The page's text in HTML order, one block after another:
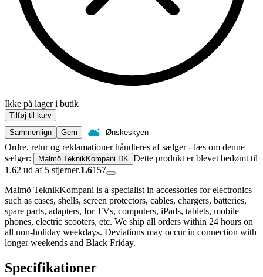
Ikke på lager i butik
Tilføj til kurv
Sammenlign
Gem Ønskeskyen
Ordre, retur og reklamationer håndteres af sælger - læs om denne
sælger:
Malmö TeknikKompani DK Dette produkt er blevet bedømt til
1.62 ud af 5 stjerner.1.6157
Malmö TeknikKompani is a specialist in accessories for electronics
such as cases, shells, screen protectors, cables, chargers, batteries,
spare parts, adapters, for TVs, computers, iPads, tablets, mobile
phones, electric scooters, etc. We ship all orders within 24 hours on
all non-holiday weekdays. Deviations may occur in connection with
longer weekends and Black Friday.
Specifikationer